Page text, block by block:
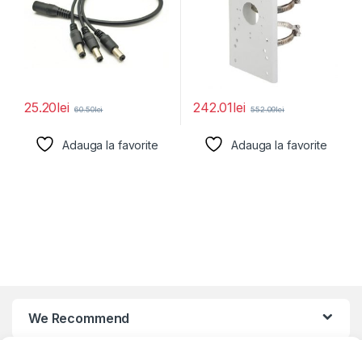
25.20lei 60.50lei
Adauga la favorite
242.01lei 552.09lei
Adauga la favorite
We Recommend